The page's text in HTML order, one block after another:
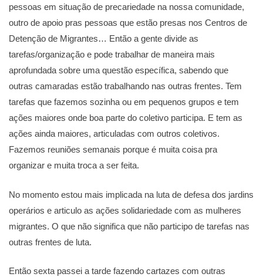
pessoas em situação de precariedade na nossa comunidade,
outro de apoio pras pessoas que estão presas nos Centros de
Detenção de Migrantes… Então a gente divide as
tarefas/organização e pode trabalhar de maneira mais
aprofundada sobre uma questão específica, sabendo que
outras camaradas estão trabalhando nas outras frentes. Tem
tarefas que fazemos sozinha ou em pequenos grupos e tem
ações maiores onde boa parte do coletivo participa. E tem as
ações ainda maiores, articuladas com outros coletivos.
Fazemos reuniões semanais porque é muita coisa pra
organizar e muita troca a ser feita.
No momento estou mais implicada na luta de defesa dos jardins
operários e articulo as ações solidariedade com as mulheres
migrantes. O que não significa que não participo de tarefas nas
outras frentes de luta.
Então sexta passei a tarde fazendo cartazes com outras